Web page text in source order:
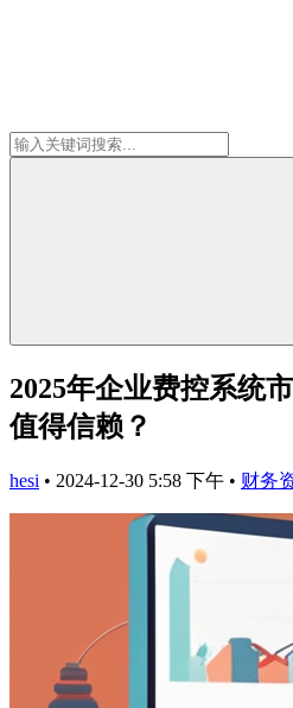
2025年企业费控系统
值得信赖？
hesi • 2024-12-30 5:58 下午 • 财务